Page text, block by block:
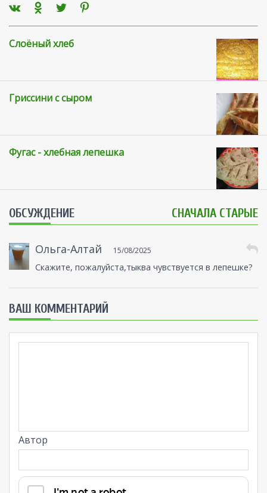
Слоёный хлеб
Гриссини с сыром
Фугас - хлебная лепешка
ОБСУЖДЕНИЕ СНАЧАЛА СТАРЫЕ
Ольга-Алтай 15/08/2025
Скажите, пожалуйста,тыква чувствуется в лепешке?
ВАШ КОММЕНТАРИЙ
Автор